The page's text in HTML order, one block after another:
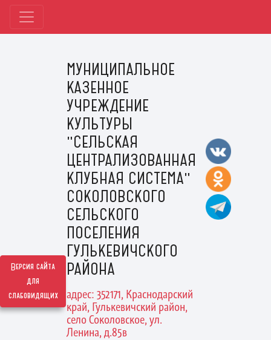
Версия сайта
для
слабовидящих
МУНИЦИПАЛЬНОЕ
КАЗЕННОЕ
УЧРЕЖДЕНИЕ
КУЛЬТУРЫ
"СЕЛЬСКАЯ
ЦЕНТРАЛИЗОВАННАЯ
КЛУБНАЯ СИСТЕМА"
СОКОЛОВСКОГО
СЕЛЬСКОГО
ПОСЕЛЕНИЯ
ГУЛЬКЕВИЧСКОГО
РАЙОНА
адрес: 352171, Краснодарский
край, Гулькевичский район,
село Соколовское, ул.
Ленина, д.85в